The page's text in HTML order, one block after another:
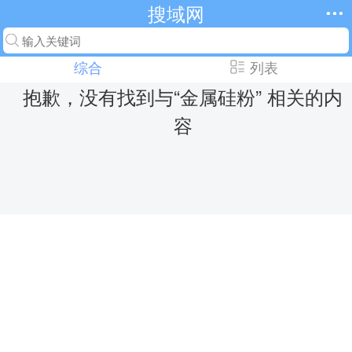
搜域网
综合 列表
抱歉，没有找到与“金属硅粉” 相关的内
容